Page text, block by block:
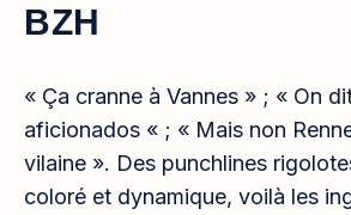
BZH
« Ça cranne à Vannes » ; « On
aficionados « ; « Mais non
vilaine ». Des punchlines
coloré et dynamique, voilà les